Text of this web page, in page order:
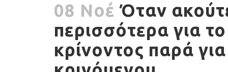
08 Νοέ Όταν
περισσότερα για
κρίνοντος παρά